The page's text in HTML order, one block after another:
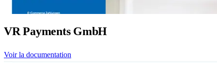
VR Payments GmbH
Voir la documentation